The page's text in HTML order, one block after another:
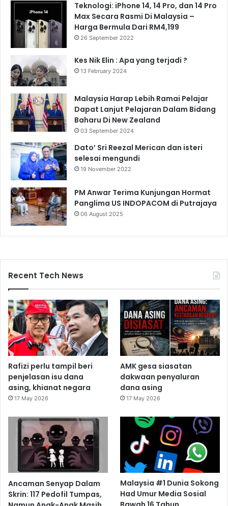
Teknologi: iPhone 14, 14 Pro, dan 14 Pro
Max Secara Rasmi Di Malaysia –
Harga Bermula Dari RM4,199
26 September 2022
Kes Nik Elin : Apa yang terjadi ?
13 February 2024
Malaysia Harap Lebih Ramai Pelajar
Dapat Lanjut Pelajaran Dalam Bidang
Baharu Di New Zealand
03 September 2024
Dato’ Sri Reezal Merican dan isteri
selesai mengundi
19 November 2022
PM Anwar Terima Kunjungan Hormat
Panglima US INDOPACOM di Putrajaya
06 August 2025
Recent Tech News
Rafizi perlu tampil beri
penjelasan isu dana
asing, khianat negara
17 May 2026
AMK gesa siasatan
dakwaan penyaluran
dana asing
17 May 2026
Ancaman Senyap Dalam
Skrin: 117 Pedofil Tumpas,
Malaysia #1 Dunia Sokong
Had Umur Media Sosial